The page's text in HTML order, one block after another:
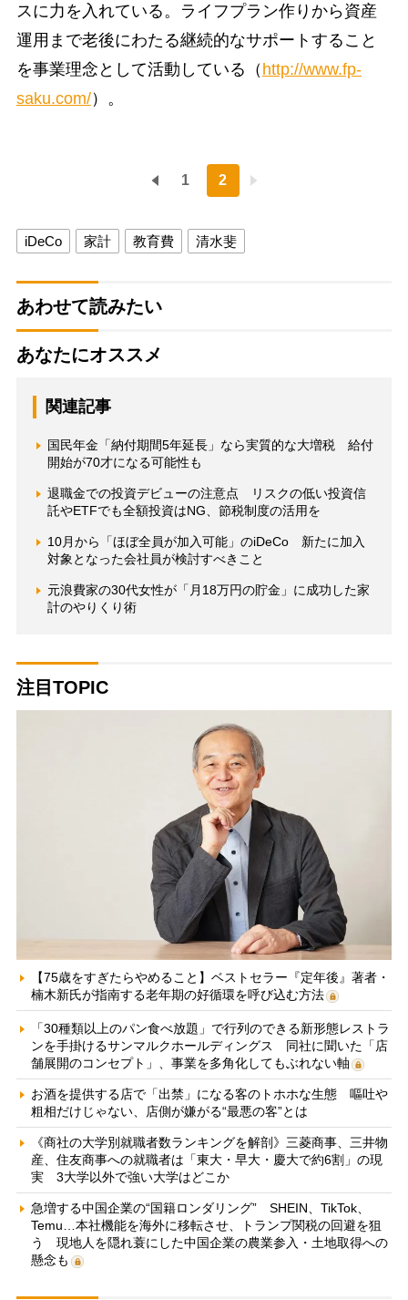
スに力を入れている。ライフプラン作りから資産
運用まで老後にわたる継続的なサポートすること
を事業理念として活動している（ http://www.fp-
saku.com/）。
1 2
iDeCo 家計 教育費 清水斐
あわせて読みたい
あなたにオススメ
関連記事
国民年金「納付期間5年延長」なら実質的な大増税 給付
開始が70才になる可能性も
退職金での投資デビューの注意点 リスクの低い投資信
託やETFでも全額投資はNG、節税制度の活用を
10月から「ほぼ全員が加入可能」のiDeCo 新たに加入
対象となった会社員が検討すべきこと
元浪費家の30代女性が「月18万円の貯金」に成功した家
計のやりくり術
注目TOPIC
【75歳をすぎたらやめること】ベストセラー『定年後』著者・
楠木新氏が指南する老年期の好循環を呼び込む方法
「30種類以上のパン食べ放題」で行列のできる新形態レストラ
ンを手掛けるサンマルクホールディングス 同社に聞いた「店
舗展開のコンセプト」、事業を多角化してもぶれない軸
お酒を提供する店で「出禁」になる客のトホホな生態 嘔吐や
粗相だけじゃない、店側が嫌がる“最悪の客”とは
《商社の大学別就職者数ランキングを解剖》三菱商事、三井物
産、住友商事への就職者は「東大・早大・慶大で約6割」の現
実 3大学以外で強い大学はどこか
急増する中国企業の“国籍ロンダリング” SHEIN、TikTok、
Temu…本社機能を海外に移転させ、トランプ関税の回避を狙
う 現地人を隠れ蓑にした中国企業の農業参入・土地取得への
懸念も